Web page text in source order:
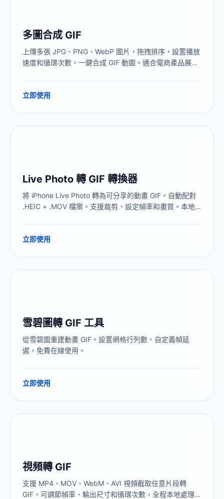
多圖合成 GIF
上傳多張 JPG、PNG、WebP 圖片，拖拽排序，設置播放
速度和循環次數，一鍵合成 GIF 動圖。適合電商產品展
立即使用
Live Photo 轉 GIF 轉換器
將 iPhone Live Photo 轉為可分享的動畫 GIF。自動配對
.HEIC + .MOV 檔案。支援裁剪、設定幀率和畫質。本地
立即使用
雪碧圖轉 GIF 工具
從雪碧圖重建動畫 GIF。設置網格行列數、自定義幀延
遲，免費在線使用。
立即使用
視頻轉 GIF
支援 MP4、MOV、WebM、AVI 視頻截取任意片段轉
GIF，可調節幀率、輸出尺寸和循環次數，全程本地處理，